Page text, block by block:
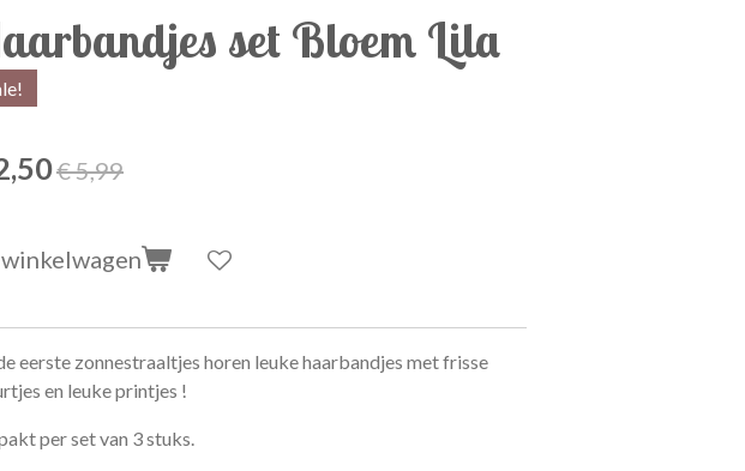
set Bloem Lila
€ 5,99
eerste zonnestraaltjes horen leuke haarbandjes met frisse
en leuke printjes !
per set van 3 stuks.